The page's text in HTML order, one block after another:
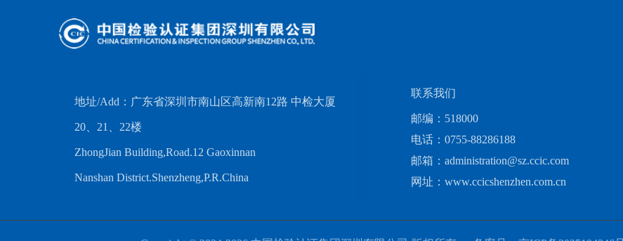
地址/Add：广东省深圳市南山区高新南12路 中检大厦
20、21、22楼
ZhongJian Building,Road.12 Gaoxinnan
Nanshan District.Shenzheng,P.R.China
联系我们
邮编：518000
电话：0755-88286188
邮箱：administration@sz.ccic.com
网址：www.ccicshenzhen.com.cn